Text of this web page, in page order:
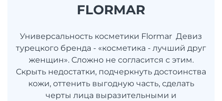
FLORMAR
Универсальность косметики Flormar Девиз
турецкого бренда - «косметика - лучший друг
женщин». Сложно не согласится с этим.
Скрыть недостатки, подчеркнуть достоинства
кожи, оттенить выгодную часть, сделать
черты лица выразительными и